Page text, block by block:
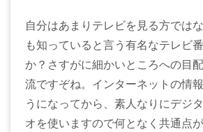
自分はあまりテレビを見る方では
も知っていると言う有名なテレビ
か？さすがに細かいところへの目
流ですぞね。インターネットの情
うになってから、素人なりにデジ
オを使いますので何となく共通点